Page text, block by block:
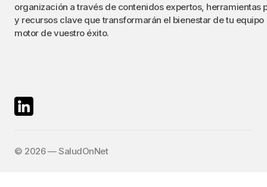
organización a través de contenidos expertos, herramientas
y recursos clave que transformarán el bienestar de tu equipo
motor de vuestro éxito.
©️ 2026 — SaludOnNet